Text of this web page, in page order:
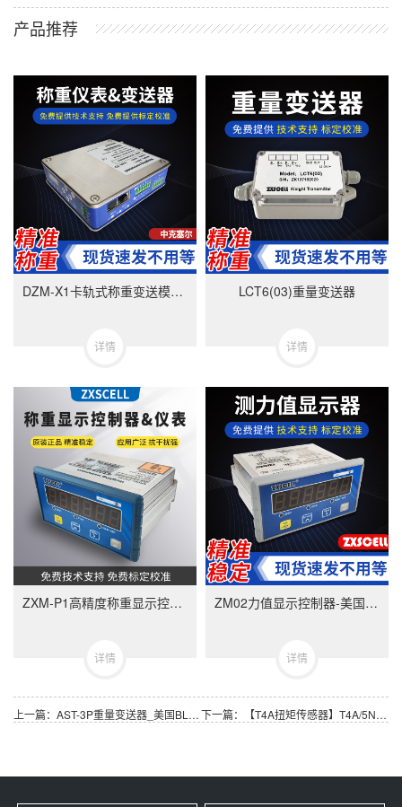
产品推荐
DZM-X1卡轨式称重变送模块-美国中克塞尔品牌
详情
LCT6(03)重量变送器
详情
ZXM-P1高精度称重显示控制器-ZXMP1美国中克塞尔品牌称重仪表
详情
ZM02力值显示控制器-美国中克塞尔品牌称重仪表
详情
上一篇：AST-3P重量变送器_美国BLH Nobel品牌AST 3P称重变送器 下一篇：【T4A扭矩传感器】T4A/5Nm~T4A/1KNm_德国HBM扭矩传感器